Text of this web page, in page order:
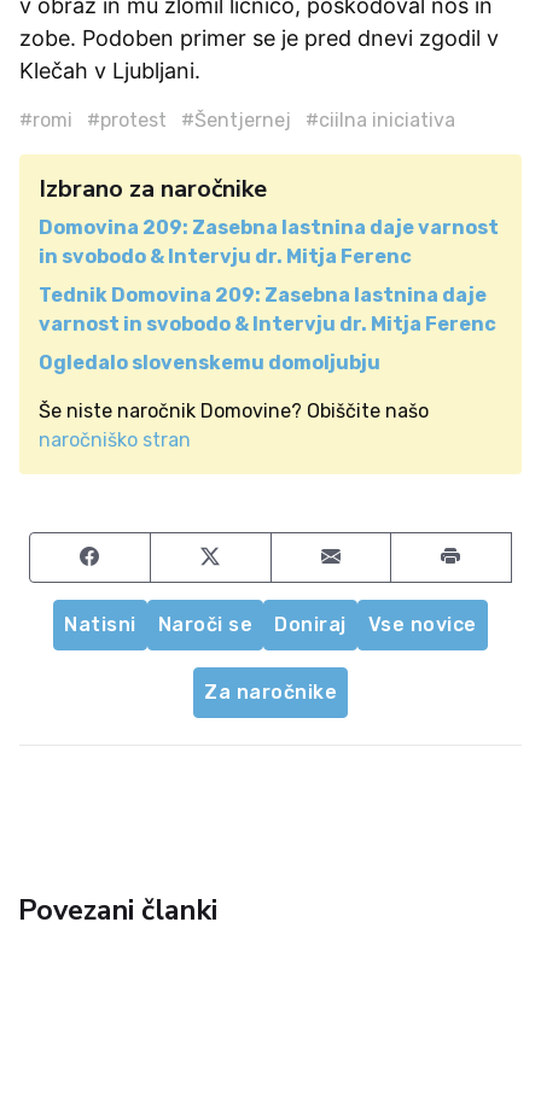
v obraz in mu zlomil ličnico, poškodoval nos in
zobe. Podoben primer se je pred dnevi zgodil v
Klečah v Ljubljani.
#romi #protest #Šentjernej #ciilna iniciativa
Izbrano za naročnike
Domovina 209: Zasebna lastnina daje varnost
in svobodo & Intervju dr. Mitja Ferenc
Tednik Domovina 209: Zasebna lastnina daje
varnost in svobodo & Intervju dr. Mitja Ferenc
Ogledalo slovenskemu domoljubju
Še niste naročnik Domovine? Obiščite našo
naročniško stran
Share on FacebookShare on TwitterShare by email
Natisni Naroči se Doniraj Vse novice
Za naročnike
Povezani članki